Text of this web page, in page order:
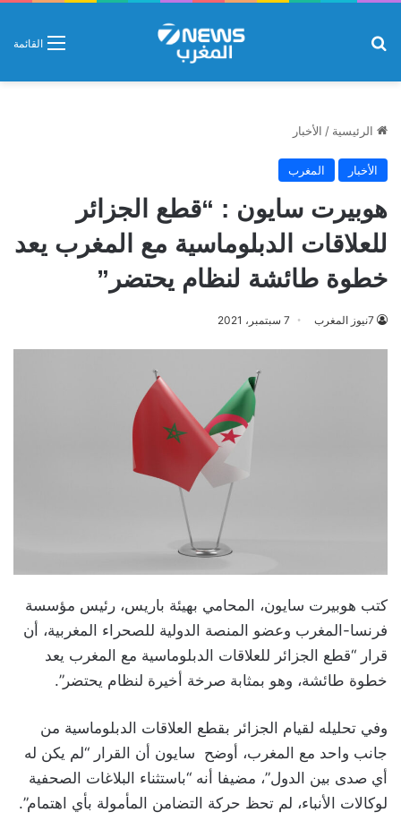
القائمة
الرئيسية / الأخبار
الأخبار المغرب
هوبيرت سايون : “قطع الجزائر
للعلاقات الدبلوماسية مع المغرب يعد
خطوة طائشة لنظام يحتضر”
7نيوز المغرب 7 سبتمبر، 2021
كتب هوبيرت سايون، المحامي بهيئة باريس، رئيس مؤسسة
فرنسا-المغرب وعضو المنصة الدولية للصحراء المغربية، أن
قرار “قطع الجزائر للعلاقات الدبلوماسية مع المغرب يعد
خطوة طائشة، وهو بمثابة صرخة أخيرة لنظام يحتضر”.
وفي تحليله لقيام الجزائر بقطع العلاقات الدبلوماسية من
جانب واحد مع المغرب، أوضح سايون أن القرار “لم يكن له
أي صدى بين الدول”، مضيفا أنه “باستثناء البلاغات الصحفية
لوكالات الأنباء، لم تحظ حركة التضامن المأمولة بأي اهتمام”.